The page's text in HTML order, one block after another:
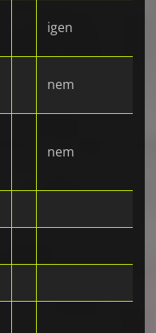
igen
nem
nem